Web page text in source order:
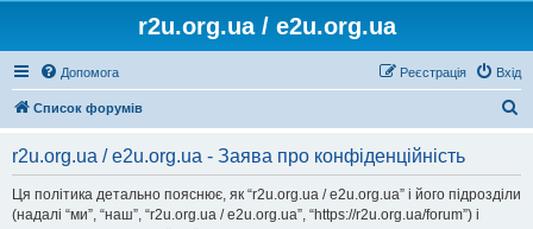
r2u.org.ua / e2u.org.ua
Допомога Вхід
Реєстрація
Список форумів
r2u.org.ua / e2u.org.ua - Заява про конфіденційність
Ця політика детально пояснює, як “r2u.org.ua / e2u.org.ua” і його підрозділи
(надалі “ми”, “наш”, “r2u.org.ua / e2u.org.ua”, “https://r2u.org.ua/forum”) і